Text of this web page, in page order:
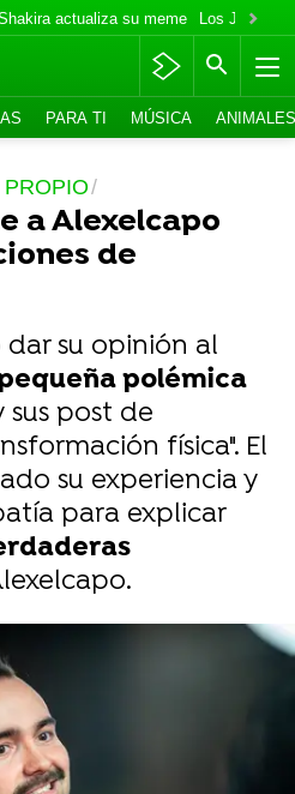
actualiza su meme Los Jonas
PARA TI MÚSICA ANIMALES
a Alexelcapo
de
su opinión al
polémica
sus post de
física". El
su experiencia y
para explicar